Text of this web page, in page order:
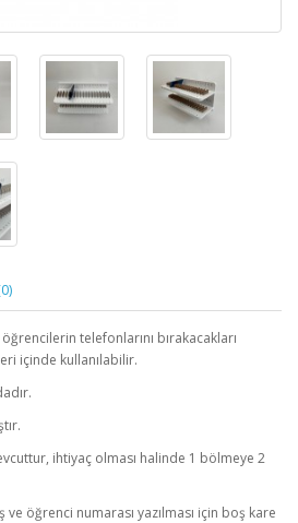
telefonlarını bırakacakları
içinde kullanılabilir.
ihtiyaç olması halinde 1 bölmeye 2
öğrenci numarası yazılması için boş kare